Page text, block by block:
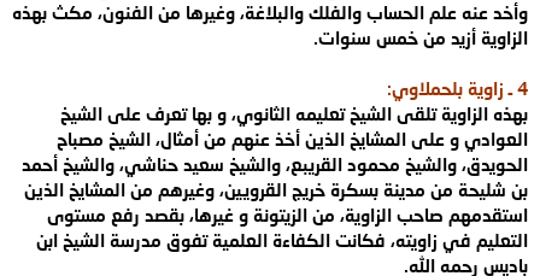
وأخد عنه علم الحساب والفلك والبلاغة، وغيرها من الفنون، مكث بهذه
الزاوية أزيد من خمس سنوات.
4 ـ زاوية بلحملاوي:
بهذه الزاوية تلقى الشيخ تعليمه الثانوي، و بها تعرف على الشيخ
العوادي و على المشايخ الذين أخذ عنهم من أمثال، الشيخ مصباح
الحويدق، والشيخ محمود القريبع، والشيخ سعيد حناشي، والشيخ أحمد
بن شليحة من مدينة بسكرة خريج القرويين، وغيرهم من المشايخ الذين
استقدمهم صاحب الزاوية، من الزيتونة و غيرها، بقصد رفع مستوى
التعليم في زاويته، فكانت الكفاءة العلمية تفوق مدرسة الشيخ ابن
باديس رحمه الله.